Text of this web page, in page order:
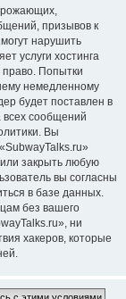
призывов к
нарушить
услуги хостинга
Попытки
немедленному
будет поставлен в
всех сообщений
Вы
закрыть любую
вы согласны
в базе данных.
без вашего
ни
хакеров, которые